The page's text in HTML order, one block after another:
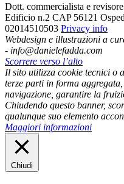
Dott. commercialista e
Edificio n.2 CAP 56121
02014510503 Privacy info
Webdesign e illustrazioni a
- info@danielefadda.com
Scorrere verso l’alto
Il sito utilizza cookie tecnici o
terze parti in forma
navigazione, garantire la
Chiudendo questo banner,
qualunque suo elemento
Maggiori informazioni
Chiudi